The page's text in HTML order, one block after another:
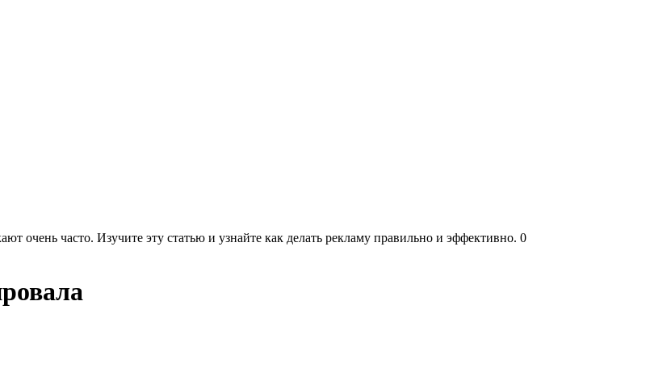
очень часто. Изучите эту статью и узнайте как делать рекламу правильно и эффективно. 0